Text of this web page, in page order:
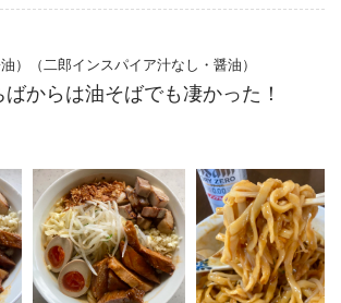
）（二郎インスパイア汁なし・醤油）
からは油そばでも凄かった！